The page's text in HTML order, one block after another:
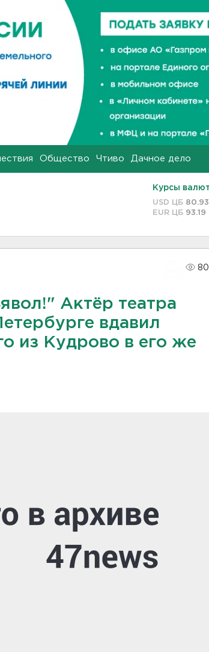
Общество Чтиво Дачное дело
Курсы валют
USD ЦБ 80.93
EUR ЦБ 93.19
Актёр театра
вдавил
из Кудрово в его же